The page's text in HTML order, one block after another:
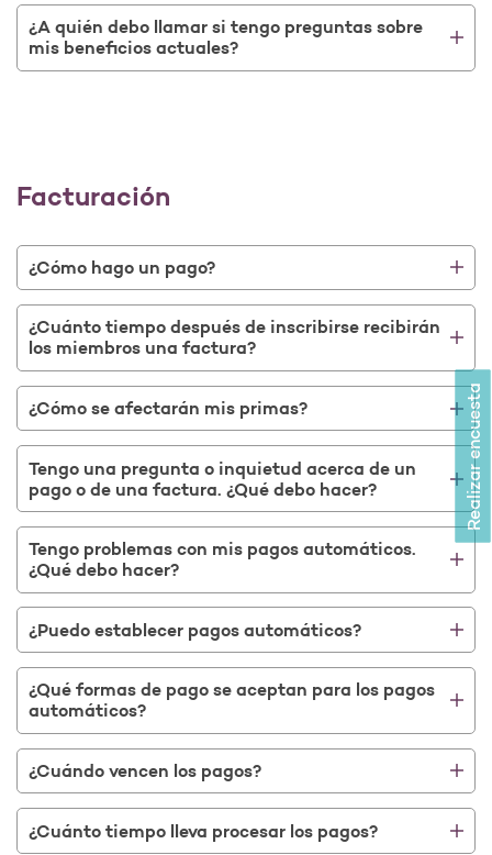
Abrir como una nueva ventana para la encuesta
Realizar encuesta
¿A quién debo llamar si tengo preguntas sobre
mis beneficios actuales?
Facturación
¿Cómo hago un pago?
¿Cuánto tiempo después de inscribirse recibirán
los miembros una factura?
¿Cómo se afectarán mis primas?
Tengo una pregunta o inquietud acerca de un
pago o de una factura. ¿Qué debo hacer?
Tengo problemas con mis pagos automáticos.
¿Qué debo hacer?
¿Puedo establecer pagos automáticos?
¿Qué formas de pago se aceptan para los pagos
automáticos?
¿Cuándo vencen los pagos?
¿Cuánto tiempo lleva procesar los pagos?